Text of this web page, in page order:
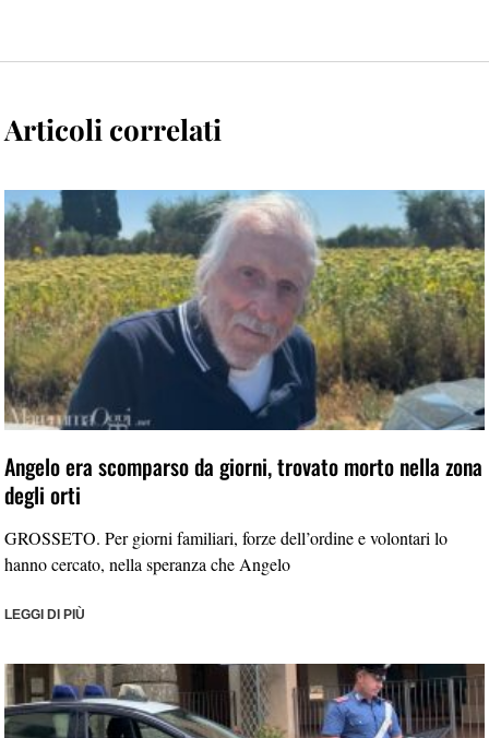
Articoli correlati
Angelo era scomparso da giorni, trovato morto nella zona
degli orti
GROSSETO. Per giorni familiari, forze dell’ordine e volontari lo
hanno cercato, nella speranza che Angelo
LEGGI DI PIÙ